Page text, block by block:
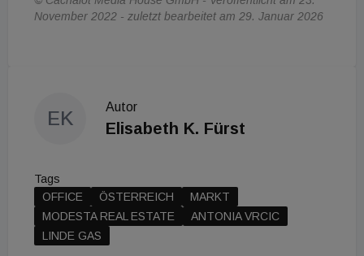
November 2022 - zuletzt bearbeitet am 29. Januar 2026
EK
Autor
Elisabeth K. Fürst
Tags
OFFICE
ÖSTERREICH
MARKT
MODESTA REAL ESTATE
ANTONIA VRCIC
LINDE GAS